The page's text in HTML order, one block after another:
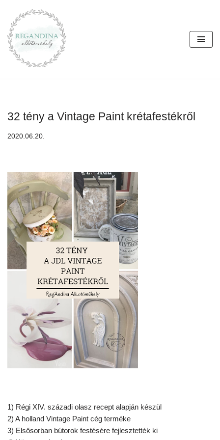
Skip
to
content
32 tény a Vintage Paint krétafestékről
2020.06.20.
1) Régi XIV. századi olasz recept alapján készül
2) A holland Vintage Paint cég terméke
3) Elsősorban bútorok festésére fejlesztették ki